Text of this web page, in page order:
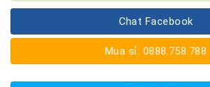
Chat Facebook
Mua sỉ: 0888.758.788